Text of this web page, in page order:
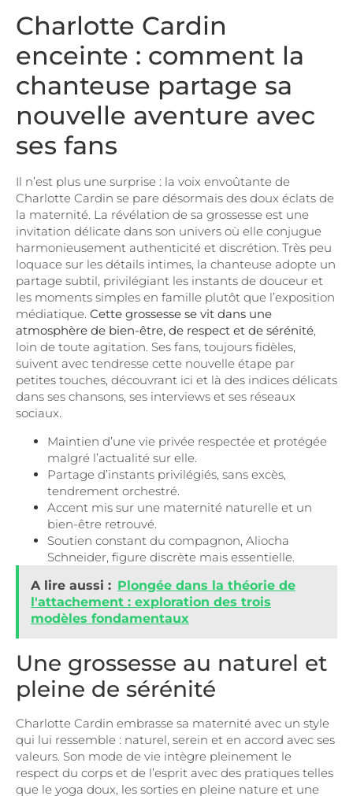
Charlotte Cardin
enceinte : comment la
chanteuse partage sa
nouvelle aventure avec
ses fans
Il n’est plus une surprise : la voix envoûtante de
Charlotte Cardin se pare désormais des doux éclats de
la maternité. La révélation de sa grossesse est une
invitation délicate dans son univers où elle conjugue
harmonieusement authenticité et discrétion. Très peu
loquace sur les détails intimes, la chanteuse adopte un
partage subtil, privilégiant les instants de douceur et
les moments simples en famille plutôt que l’exposition
médiatique. Cette grossesse se vit dans une
atmosphère de bien-être, de respect et de sérénité,
loin de toute agitation. Ses fans, toujours fidèles,
suivent avec tendresse cette nouvelle étape par
petites touches, découvrant ici et là des indices délicats
dans ses chansons, ses interviews et ses réseaux
sociaux.
Maintien d’une vie privée respectée et protégée
malgré l’actualité sur elle.
Partage d’instants privilégiés, sans excès,
tendrement orchestré.
Accent mis sur une maternité naturelle et un
bien-être retrouvé.
Soutien constant du compagnon, Aliocha
Schneider, figure discrète mais essentielle.
A lire aussi : Plongée dans la théorie de
l'attachement : exploration des trois
modèles fondamentaux
Une grossesse au naturel et
pleine de sérénité
Charlotte Cardin embrasse sa maternité avec un style
qui lui ressemble : naturel, serein et en accord avec ses
valeurs. Son mode de vie intègre pleinement le
respect du corps et de l’esprit avec des pratiques telles
que le yoga doux, les sorties en pleine nature et une